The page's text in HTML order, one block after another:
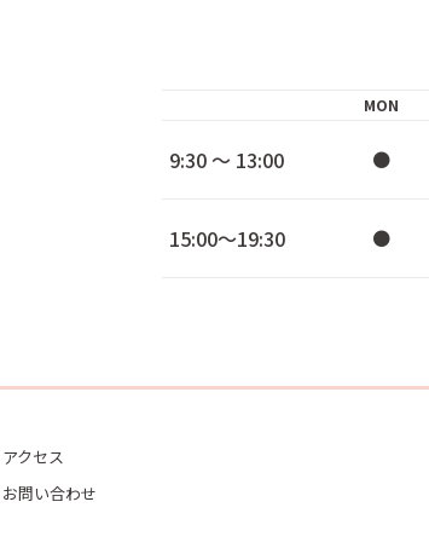
MON
9:30 ～ 13:00 ●
15:00～19:30 ●
アクセス
お問い合わせ